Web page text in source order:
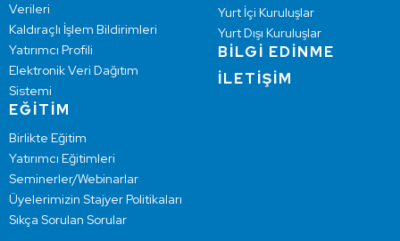
Verileri
Kaldıraçlı İşlem Bildirimleri
Yatırımcı Profili
Elektronik Veri Dağıtım
Sistemi
EĞİTİM
Birlikte Eğitim
Yatırımcı Eğitimleri
Seminerler/Webinarlar
Üyelerimizin Stajyer Politikaları
Sıkça Sorulan Sorular
Yurt İçi Kuruluşlar
Yurt Dışı Kuruluşlar
BİLGİ EDİNME
İLETİŞİM